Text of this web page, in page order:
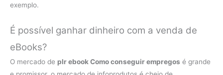
exemplo.
É possível ganhar dinheiro com a venda de
eBooks?
O mercado de plr ebook Como conseguir empregos é grande